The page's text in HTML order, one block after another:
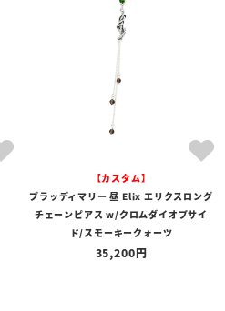
【カスタム】
ブラッディマリー 昼 Elix エリクスロング
チェーンピアス w/クロムダイオプサイ
ド/スモーキークォーツ
35,200